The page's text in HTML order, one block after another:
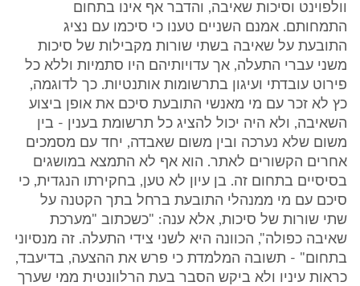
וולפוינט וסיכות שאיבה, והדבר אף אינו בתחום
התמחותם. אמנם השניים טענו כי סיכמו עם נציג
התובעת על שאיבה בשתי שורות מקבילות של סיכות
משני עברי התעלה, אך עדויותיהם היו סתמיות וללא כל
פירוט עובדתי ועיגון בתרשומות אותנטיות. כך לדוגמה,
כץ לא זכר עם מי מאנשי התובעת סיכם את אופן ביצוע
השאיבה, ולא היה יכול להציג כל תרשומת בענין - בין
משום שלא נערכה ובין משום שאבדה, יחד עם מסמכים
אחרים הקשורים לאתר. הוא אף לא התמצא במושגים
בסיסיים בתחום זה. בן עיון לא טען, בחקירתו הנגדית, כי
סיכם עם מי ממנהלי התובעת ברחל בתך הקטנה על
שתי שורות של סיכות, אלא ענה: "כשכתוב "מערכת
שאיבה כפולה", הכוונה היא לשני צידי התעלה. זה מנסיוני
בתחום" - תשובה המלמדת כי פרש את ההצעה, בדיעבד,
כראות עיניו ולא ביקש הסבר בעת הרלוונטית ממי שערך